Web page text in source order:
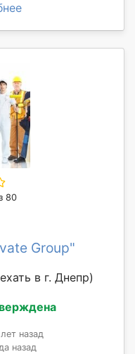
80
Group"
в г. Днепр)
назад
назад